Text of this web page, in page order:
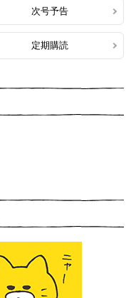
次号予告
定期購読